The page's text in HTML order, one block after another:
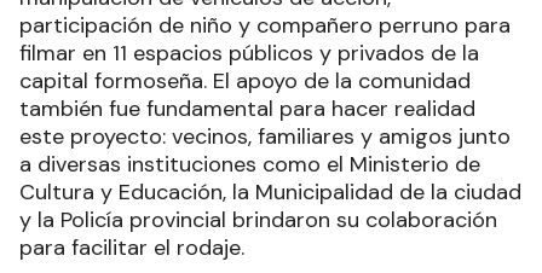
“Cada uno de ellos —afirmó Ayelén— aportó su
creatividad, habilidades y dedicación para hacer
realidad esta obra de cine. Desde la elaboración
del guión hasta la selección de locaciones y la
coordinación de equipos humanos y técnicos,
cada etapa del proceso fue llevada a cabo con
meticulosidad y pasión”.